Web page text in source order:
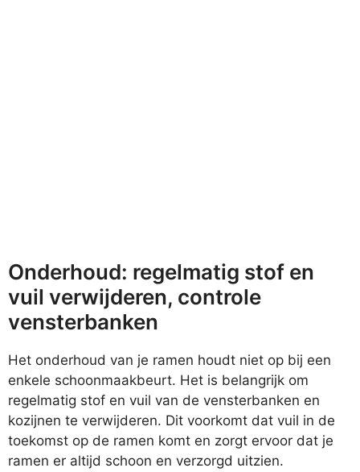
Onderhoud: regelmatig stof en
vuil verwijderen, controle
vensterbanken
Het onderhoud van je ramen houdt niet op bij een
enkele schoonmaakbeurt. Het is belangrijk om
regelmatig stof en vuil van de vensterbanken en
kozijnen te verwijderen. Dit voorkomt dat vuil in de
toekomst op de ramen komt en zorgt ervoor dat je
ramen er altijd schoon en verzorgd uitzien.